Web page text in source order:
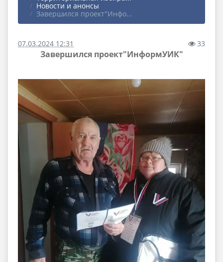
Новости и анонсы
Завершился проект"Инфо...
07.03.2024 12:31 33
Завершился проект"ИнформУИК"